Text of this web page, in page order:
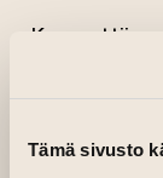
Tämä sivusto
Konserttiin
Patrik